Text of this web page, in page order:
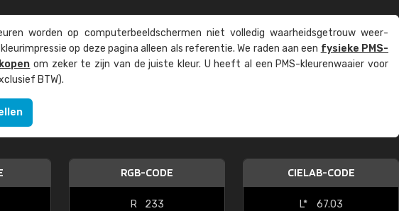
worden op computer­beeld­schermen niet volledig waarheids­­getrouw weer­
op deze pagina alleen als referentie. We raden aan een fysieke PMS-
om zeker te zijn van de juiste kleur. U heeft al een PMS-kleuren­waaier voor
BTW).
RGB-CODE
R
233
CIELAB-CODE
L*
67.03
"Super snelle service en zeer betaalbaar!"